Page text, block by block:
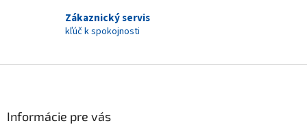
i
Zákaznický servis
kľúč k spokojnosti
Informácie pre vás